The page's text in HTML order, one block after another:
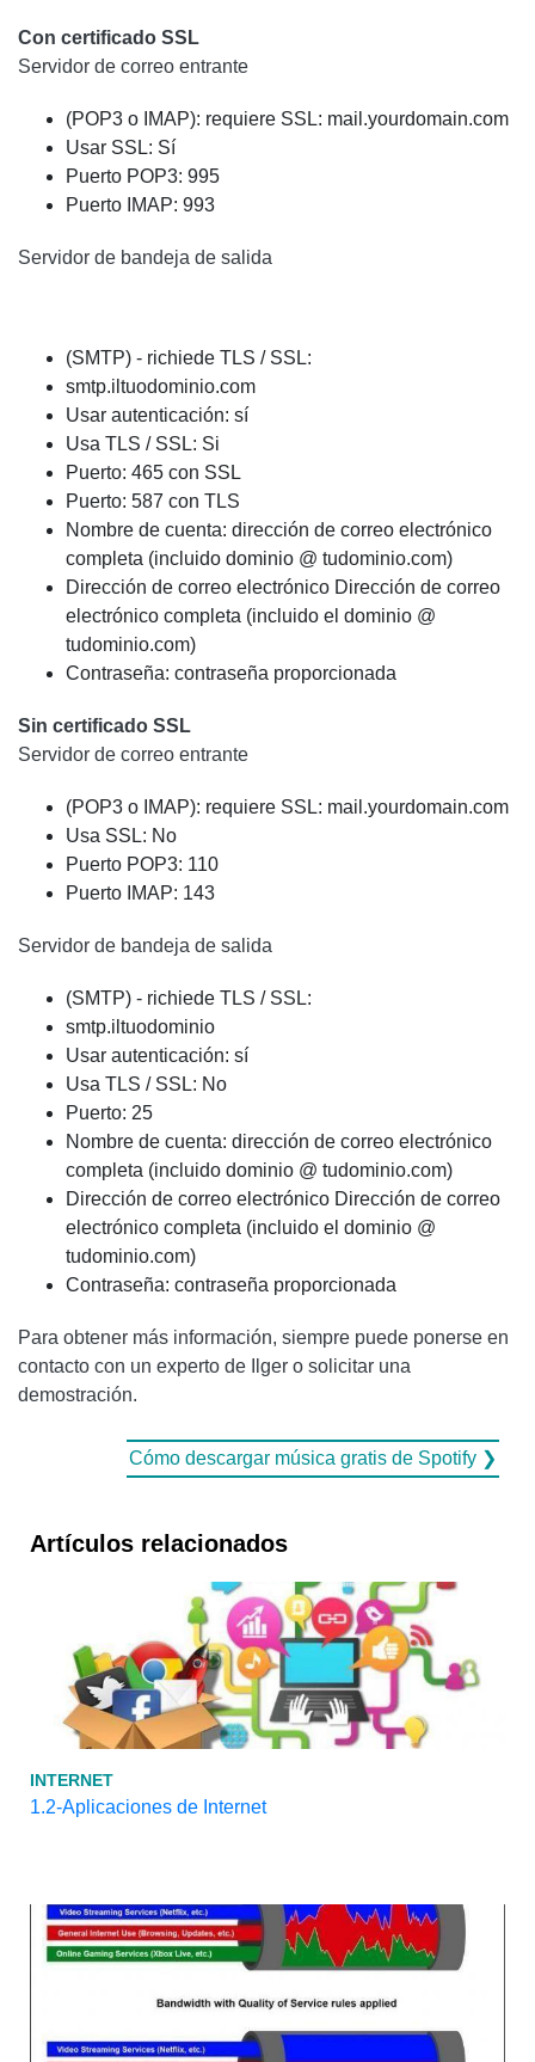
Con certificado SSL
Servidor de correo entrante
(POP3 o IMAP): requiere SSL: mail.yourdomain.com
Usar SSL: Sí
Puerto POP3: 995
Puerto IMAP: 993
Servidor de bandeja de salida
(SMTP) - richiede TLS / SSL:
smtp.iltuodominio.com
Usar autenticación: sí
Usa TLS / SSL: Si
Puerto: 465 con SSL
Puerto: 587 con TLS
Nombre de cuenta: dirección de correo electrónico
completa (incluido dominio @ tudominio.com)
Dirección de correo electrónico Dirección de correo
electrónico completa (incluido el dominio @
tudominio.com)
Contraseña: contraseña proporcionada
Sin certificado SSL
Servidor de correo entrante
(POP3 o IMAP): requiere SSL: mail.yourdomain.com
Usa SSL: No
Puerto POP3: 110
Puerto IMAP: 143
Servidor de bandeja de salida
(SMTP) - richiede TLS / SSL:
smtp.iltuodominio
Usar autenticación: sí
Usa TLS / SSL: No
Puerto: 25
Nombre de cuenta: dirección de correo electrónico
completa (incluido dominio @ tudominio.com)
Dirección de correo electrónico Dirección de correo
electrónico completa (incluido el dominio @
tudominio.com)
Contraseña: contraseña proporcionada
Para obtener más información, siempre puede ponerse en
contacto con un experto de Ilger o solicitar una
demostración.
Cómo descargar música gratis de Spotify ❯
Artículos relacionados
INTERNET
1.2-Aplicaciones de Internet